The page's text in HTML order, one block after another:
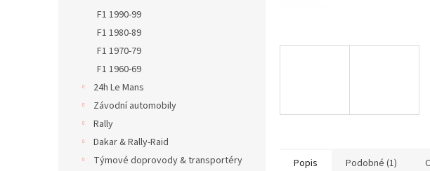
F1 1990-99
F1 1980-89
F1 1970-79
F1 1960-69
24h Le Mans
Závodní automobily
Rally
Dakar & Rally-Raid
Týmové doprovody & transportéry
Popis Podobné (1)